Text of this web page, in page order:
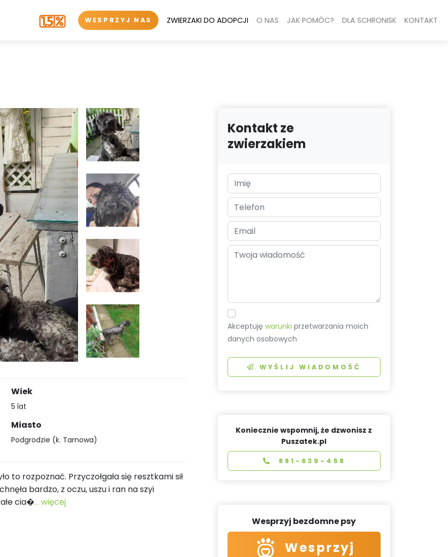
WESPRZYJ NAS ZWIERZAKI DO ADOPCJI O NAS JAK POMÓC? DLA SCHRONISK KONTAKT
Wiek
5 lat
Miasto
Podgrodzie (k. Tarnowa)
to rozpoznać. Przyczołgała się resztkami sił
bardzo, z oczu, uszu i ran na szyi
cia�... więcej
Kontakt ze
zwierzakiem
Akceptujęwarunki przetwarzania moich
danych osobowych
WYŚLIJ WIADOMOŚĆ
Koniecznie wspomnij, że dzwonisz z
Puszatek.pl
881-639-458
Wesprzyj bezdomne psy
Wesprzyj